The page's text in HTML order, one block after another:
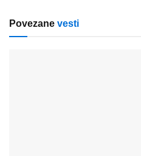
Povezane vesti